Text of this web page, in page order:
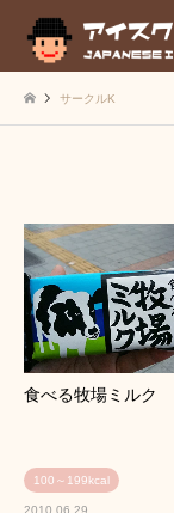
サークルK
食べる牧場ミルク
100～199kcal
2010.06.29